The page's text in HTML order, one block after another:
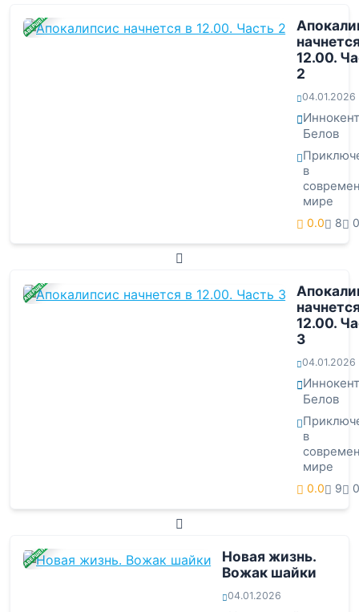
ЗАВЕРШЕНА
12.00.
2
04.01.2026
Белов
в
мире
0.0 8 0
ЗАВЕРШЕНА
12.00.
3
04.01.2026
Белов
в
мире
0.0 9 0
ЗАВЕРШЕНА
Новая жизнь.
Вожак шайки
04.01.2026